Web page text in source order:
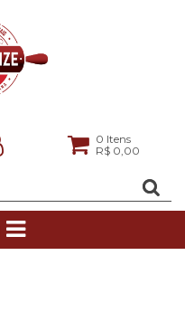
0 Itens
R$ 0,00